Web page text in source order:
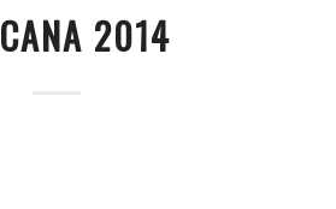
2014